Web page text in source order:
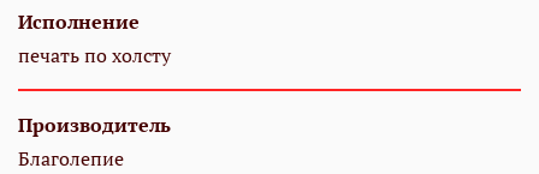
Исполнение
печать по холсту
Производитель
Благолепие